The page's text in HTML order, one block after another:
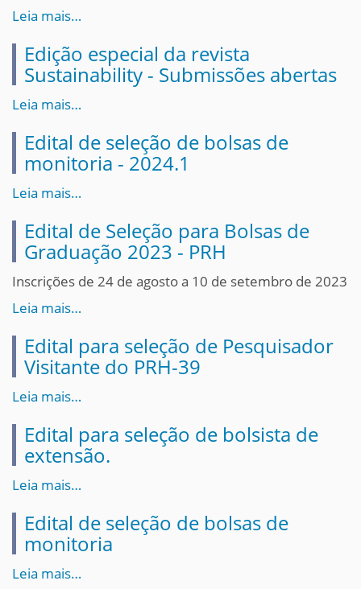
Leia mais…
Edição especial da revista
Sustainability - Submissões abertas
Leia mais…
Edital de seleção de bolsas de
monitoria - 2024.1
Leia mais…
Edital de Seleção para Bolsas de
Graduação 2023 - PRH
Inscrições de 24 de agosto a 10 de setembro de 2023
Leia mais…
Edital para seleção de Pesquisador
Visitante do PRH-39
Leia mais…
Edital para seleção de bolsista de
extensão.
Leia mais…
Edital de seleção de bolsas de
monitoria
Leia mais…